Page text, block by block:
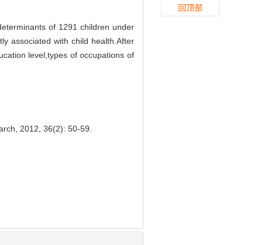
of 1291 children under
associated with child health.After
level,types of occupations of
2012, 36(2): 50-59.
回顶部